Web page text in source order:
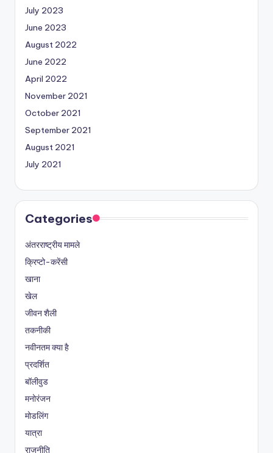
July 2023
June 2023
August 2022
June 2022
April 2022
November 2021
October 2021
September 2021
August 2021
July 2021
Categories
अंतरराष्ट्रीय मामले
क्रिप्टो-करेंसी
खाना
खेल
जीवन शैली
तकनीकी
नवीनतम क्या है
प्रदर्शित
बॉलीवुड
मनोरंजन
मोडलिंग
यात्रा
राजनीति